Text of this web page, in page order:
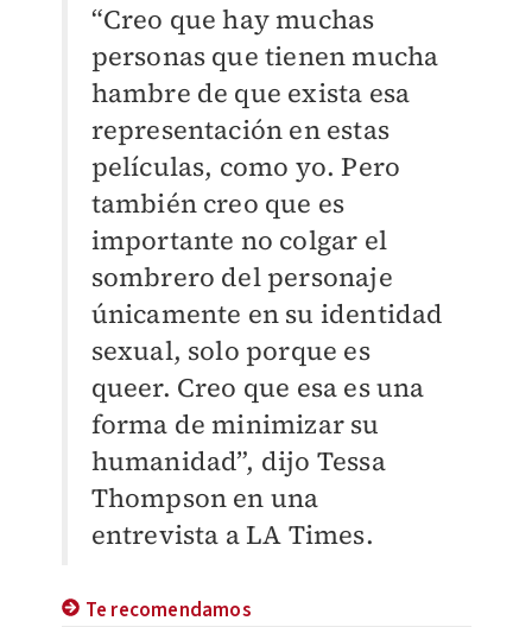
“Creo que hay muchas
personas que tienen mucha
hambre de que exista esa
representación en estas
películas, como yo. Pero
también creo que es
importante no colgar el
sombrero del personaje
únicamente en su identidad
sexual, solo porque es
queer. Creo que esa es una
forma de minimizar su
humanidad”, dijo Tessa
Thompson en una
entrevista a LA Times.
Te recomendamos